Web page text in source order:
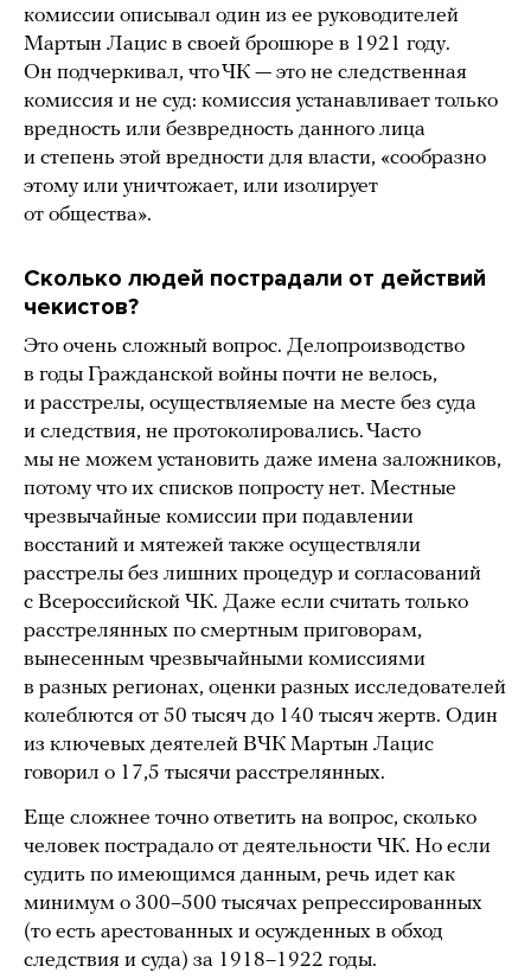
комиссии описывал один из ее руководителей
Мартын Лацис в своей брошюре в 1921 году.
Он подчеркивал, что ЧК — это не следственная
комиссия и не суд: комиссия устанавливает только
вредность или безвредность данного лица
и степень этой вредности для власти, «сообразно
этому или уничтожает, или изолирует
от общества».
Сколько людей пострадали от действий
чекистов?
Это очень сложный вопрос. Делопроизводство
в годы Гражданской войны почти не велось,
и расстрелы, осуществляемые на месте без суда
и следствия, не протоколировались. Часто
мы не можем установить даже имена заложников,
потому что их списков попросту нет. Местные
чрезвычайные комиссии при подавлении
восстаний и мятежей также осуществляли
расстрелы без лишних процедур и согласований
с Всероссийской ЧК. Даже если считать только
расстрелянных по смертным приговорам,
вынесенным чрезвычайными комиссиями
в разных регионах, оценки разных исследователей
колеблются от 50 тысяч до 140 тысяч жертв. Один
из ключевых деятелей ВЧК Мартын Лацис
говорил о 17,5 тысячи расстрелянных.
Еще сложнее точно ответить на вопрос, сколько
человек пострадало от деятельности ЧК. Но если
судить по имеющимся данным, речь идет как
минимум о 300–500 тысячах репрессированных
(то есть арестованных и осужденных в обход
следствия и суда) за 1918–1922 годы.